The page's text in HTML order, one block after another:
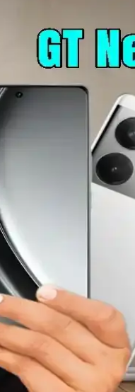
dünyasına önemli bir
özelliklerle
öne çıkıyor.
koleksiyon değeri taşır ve
değeri
hakkında kesin